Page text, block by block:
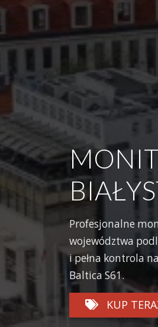
Profesjonalne
województwa
i pełna kontrola
Baltica S61.
KUP